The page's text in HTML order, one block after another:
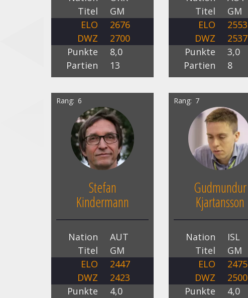
Titel
GM
ELO
2676
DWZ
2700
Punkte
8,0
Partien
13
Titel
GM
ELO
2553
DWZ
2537
Punkte
3,0
Partien
8
Rang 6
Stefan
Kindermann
Nation
AUT
Titel
GM
ELO
2447
DWZ
2423
Punkte
4,0
Rang 7
Gudmundur
Kjartansson
Nation
ISL
Titel
GM
ELO
2475
DWZ
2500
Punkte
4,0